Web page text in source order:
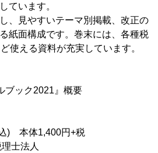
ています。
、見やすいテーマ別掲載、改正の
紙面構成です。巻末には、各種税
使える資料が充実しています。
ブック2021』概要
本体1,400円+税
士法人